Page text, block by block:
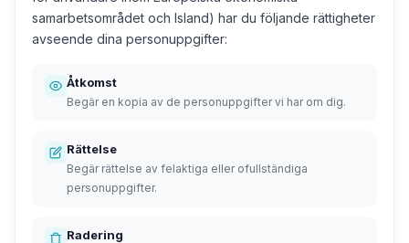
samarbetsområdet och Island) har du följande rättigheter
avseende dina personuppgifter:
Åtkomst
Begär en kopia av de personuppgifter vi har om dig.
Rättelse
Begär rättelse av felaktiga eller ofullständiga
personuppgifter.
Radering